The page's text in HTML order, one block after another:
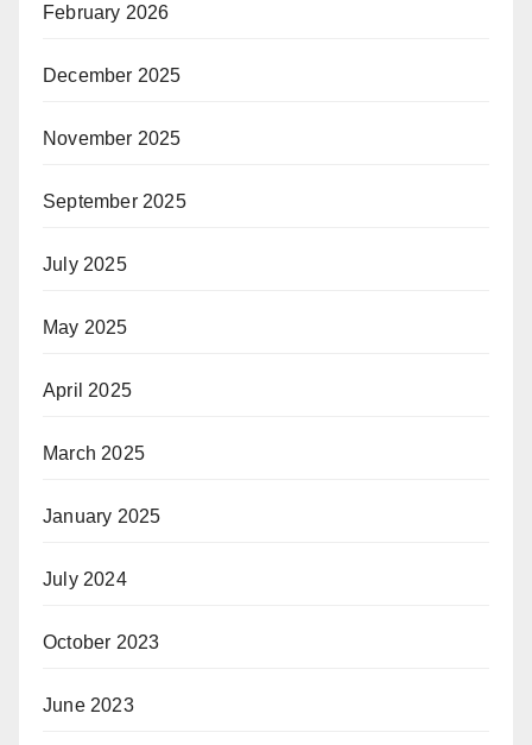
February 2026
December 2025
November 2025
September 2025
July 2025
May 2025
April 2025
March 2025
January 2025
July 2024
October 2023
June 2023